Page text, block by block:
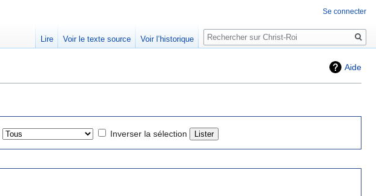
Aide
Inverser la sélection
Se connecter
Lire Voir le texte source Voir l’historique
Rechercher